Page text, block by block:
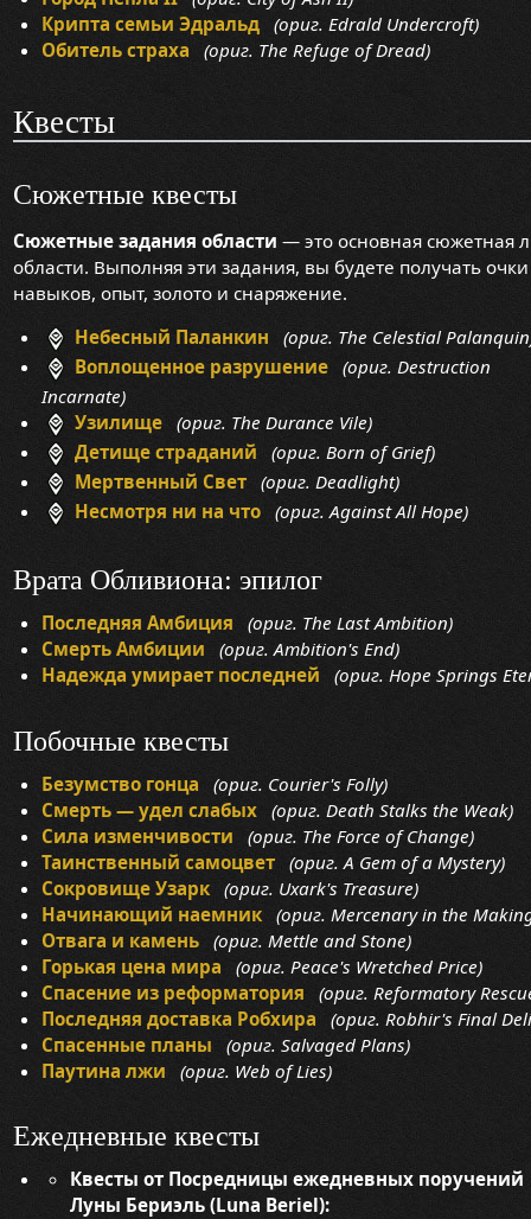
Крипта семьи Эдральд (ориг. Edrald Undercroft)
Обитель страха
(ориг. The Refuge of Dread)
Квесты
Сюжетные квесты
Сюжетные задания области — это основная сюжетная
области. Выполняя эти задания, вы будете получать очки
навыков, опыт, золото и снаряжение.
Небесный Паланкин
(ориг. The Celestial
Воплощенное разрушение (ориг. Destruction
Incarnate)
Узилище (ориг. The Durance Vile)
Детище страданий
(ориг. Born of Grief)
Мертвенный Свет (ориг. Deadlight)
Несмотря ни на что (ориг. Against All Hope)
Врата Обливиона: эпилог
Последняя Амбиция
(ориг. The Last Ambition)
Смерть Амбиции
(ориг. Ambition's End)
Надежда умирает последней
(ориг. Hope Springs
Побочные квесты
Безумство гонца
(ориг. Courier's Folly)
Смерть — удел слабых (ориг. Death Stalks the Weak)
Сила изменчивости
(ориг. The Force of Change)
Таинственный самоцвет (ориг. A Gem of a Mystery)
Сокровище Узарк (ориг. Uxark's Treasure)
Начинающий наемник (ориг. Mercenary in the
Отвага и камень (ориг. Mettle and Stone)
Горькая цена мира
(ориг. Peace's Wretched Price)
Спасение из реформатория
(ориг. Reformatory
Последняя доставка Робхира
(ориг. Robhir's Final
Спасенные планы
(ориг. Salvaged Plans)
Паутина лжи
(ориг. Web of Lies)
Ежедневные квесты
Квесты от Посредницы ежедневных поручений
Луны Бериэль (Luna Beriel):